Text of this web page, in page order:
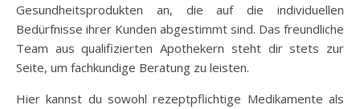
Gesundheitsprodukten an, die auf die individuellen
Bedürfnisse ihrer Kunden abgestimmt sind. Das freundliche
Team aus qualifizierten Apothekern steht dir stets zur
Seite, um fachkundige Beratung zu leisten.
Hier kannst du sowohl rezeptpflichtige Medikamente als